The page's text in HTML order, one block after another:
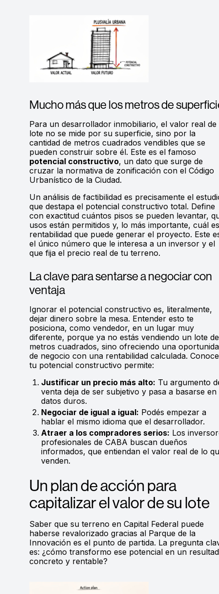
Mucho más que los metros de
Para un desarrollador inmobiliario, el valor real de
lote no se mide por su superficie, sino por la
cantidad de metros cuadrados vendibles que se
pueden construir sobre él. Este es el famoso
potencial constructivo, un dato que surge de
cruzar la normativa de zonificación con el Código
Urbanístico de la Ciudad.
Un análisis de factibilidad es precisamente el
que destapa el potencial constructivo total. Define
con exactitud cuántos pisos se pueden levantar,
usos están permitidos y, lo más importante, cuál
rentabilidad que puede generar el proyecto. Este
el único número que le interesa a un inversor y el
que fija el precio real de tu terreno.
La clave para sentarse a negociar con
ventaja
Ignorar el potencial constructivo es, literalmente,
dejar dinero sobre la mesa. Entender esto te
posiciona, como vendedor, en un lugar muy
diferente, porque ya no estás vendiendo un lote
metros cuadrados, sino ofreciendo una
de negocio con una rentabilidad calculada.
tu potencial constructivo permite:
Justificar un precio más alto: Tu argumento
venta deja de ser subjetivo y pasa a basarse en
datos duros.
Negociar de igual a igual: Podés empezar a
hablar el mismo idioma que el desarrollador.
Atraer a los compradores serios: Los
profesionales de CABA buscan dueños
informados, que entiendan el valor real de lo
venden.
Un plan de acción para
capitalizar el valor de su lote
Saber que su terreno en Capital Federal puede
haberse revalorizado gracias al Parque de la
Innovación es el punto de partida. La pregunta
es: ¿cómo transformo ese potencial en un
concreto y rentable?